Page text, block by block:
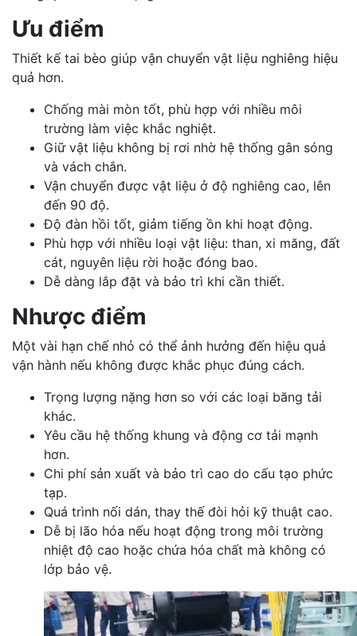
Ưu điểm
Thiết kế tai bèo giúp vận chuyển vật liệu nghiêng hiệu
quả hơn.
Chống mài mòn tốt, phù hợp với nhiều môi
trường làm việc khắc nghiệt.
Giữ vật liệu không bị rơi nhờ hệ thống gân sóng
và vách chắn.
Vận chuyển được vật liệu ở độ nghiêng cao, lên
đến 90 độ.
Độ đàn hồi tốt, giảm tiếng ồn khi hoạt động.
Phù hợp với nhiều loại vật liệu: than, xi măng, đất
cát, nguyên liệu rời hoặc đóng bao.
Dễ dàng lắp đặt và bảo trì khi cần thiết.
Nhược điểm
Một vài hạn chế nhỏ có thể ảnh hưởng đến hiệu quả
vận hành nếu không được khắc phục đúng cách.
Trọng lượng nặng hơn so với các loại băng tải
khác.
Yêu cầu hệ thống khung và động cơ tải mạnh
hơn.
Chi phí sản xuất và bảo trì cao do cấu tạo phức
tạp.
Quá trình nối dán, thay thế đòi hỏi kỹ thuật cao.
Dễ bị lão hóa nếu hoạt động trong môi trường
nhiệt độ cao hoặc chứa hóa chất mà không có
lớp bảo vệ.